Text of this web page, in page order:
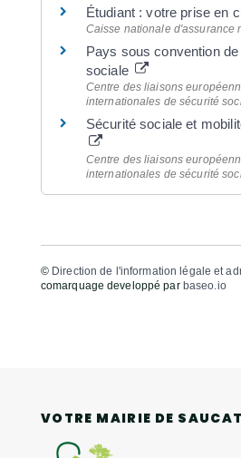
Étudiant : votre prise en
Caisse nationale d'assurance
Pays sous convention
sociale
Centre des liaisons
internationales de sécurité
Sécurité sociale et
Centre des liaisons
internationales de sécurité
© Direction de l'information légale et
comarquage developpé par baseo.io
VOTRE MAIRIE DE